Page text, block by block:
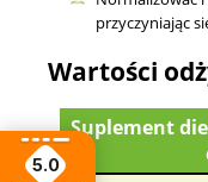
przyczyniając
Wartości
Suplement
5.0